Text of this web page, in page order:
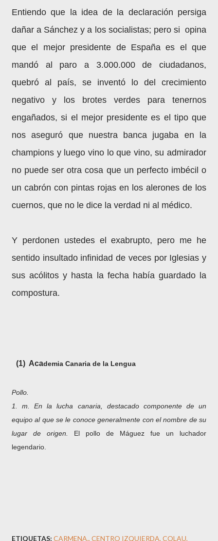
Entiendo que la idea de la declaración persiga
dañar a Sánchez y a los socialistas; pero si opina
que el mejor presidente de España es el que
mandó al paro a 3.000.000 de ciudadanos,
quebró al país, se inventó lo del crecimiento
negativo y los brotes verdes para tenernos
engañados, si el mejor presidente es el tipo que
nos aseguró que nuestra banca jugaba en la
champions y luego vino lo que vino, su admirador
no puede ser otra cosa que un perfecto imbécil o
un cabrón con pintas rojas en los alerones de los
cuernos, que no le dice la verdad ni al médico.
Y perdonen ustedes el exabrupto, pero me he
sentido insultado infinidad de veces por Iglesias y
sus acólitos y hasta la fecha había guardado la
compostura.
(1) Academia Canaria de la Lengua
Pollo.
1. m. En la lucha canaria, destacado componente de un
equipo al que se le conoce generalmente con el nombre de su
lugar de origen. El pollo de Máguez fue un luchador
legendario.
ETIQUETAS: CARMENA. CENTRO IZQUIERDA COLAU